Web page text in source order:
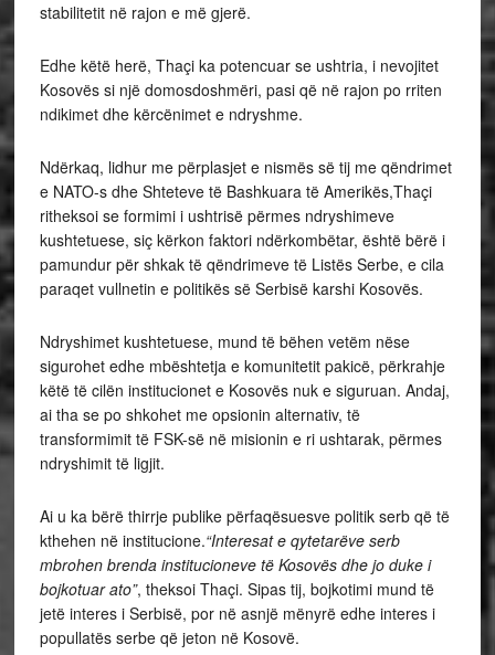
stabilitetit në rajon e më gjerë.
Edhe këtë herë, Thaçi ka potencuar se ushtria, i nevojitet
Kosovës si një domosdoshmëri, pasi që në rajon po rriten
ndikimet dhe kërcënimet e ndryshme.
Ndërkaq, lidhur me përplasjet e nismës së tij me qëndrimet
e NATO-s dhe Shteteve të Bashkuara të Amerikës,Thaçi
ritheksoi se formimi i ushtrisë përmes ndryshimeve
kushtetuese, siç kërkon faktori ndërkombëtar, është bërë i
pamundur për shkak të qëndrimeve të Listës Serbe, e cila
paraqet vullnetin e politikës së Serbisë karshi Kosovës.
Ndryshimet kushtetuese, mund të bëhen vetëm nëse
sigurohet edhe mbështetja e komunitetit pakicë, përkrahje
këtë të cilën institucionet e Kosovës nuk e siguruan. Andaj,
ai tha se po shkohet me opsionin alternativ, të
transformimit të FSK-së në misionin e ri ushtarak, përmes
ndryshimit të ligjit.
Ai u ka bërë thirrje publike përfaqësuesve politik serb që të
kthehen në institucione.“Interesat e qytetarëve serb
mbrohen brenda institucioneve të Kosovës dhe jo duke i
bojkotuar ato”, theksoi Thaçi. Sipas tij, bojkotimi mund të
jetë interes i Serbisë, por në asnjë mënyrë edhe interes i
popullatës serbe që jeton në Kosovë.